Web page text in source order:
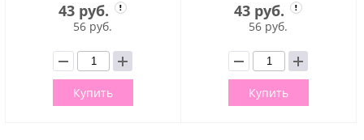
43 руб.
56 руб.
Купить
43 руб.
56 руб.
Купить